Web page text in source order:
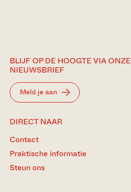
BLIJF OP DE HOOGTE VIA ONZE
NIEUWSBRIEF
Meld je aan
DIRECT NAAR
Contact
Praktische informatie
Steun ons